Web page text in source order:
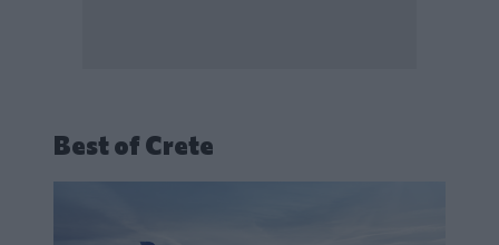
Best of Crete